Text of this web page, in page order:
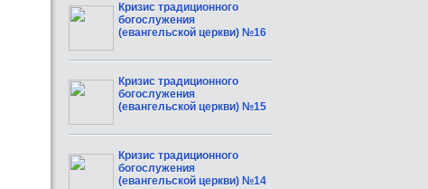
Кризис традиционного
богослужения
(евангельской церкви) №16
Кризис традиционного
богослужения
(евангельской церкви) №15
Кризис традиционного
богослужения
(евангельской церкви) №14